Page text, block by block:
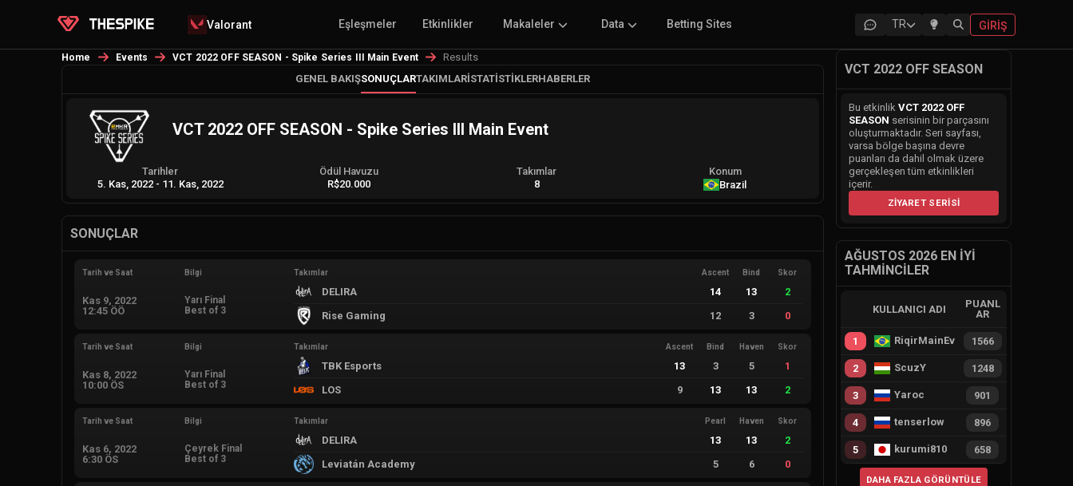
Valorant Eşleşmeler Etkinlikler Makaleler Data Betting Sites TR GIRIŞ
Home Events VCT 2022 OFF SEASON - Spike Series III Main Event
Results
GENEL BAKIŞSONUÇLARTAKIMLARİSTATISTIKLERHABERLER
VCT 2022 OFF SEASON - Spike Series III Main Event
Tarihler
5. Kas, 2022 - 11. Kas, 2022
Ödül Havuzu
R$20.000
Takımlar
8
Konum
Brazil
SONUÇLAR
Tarih ve Saat
Kas 9, 2022
12:45 ÖÖ
Bilgi
Yarı Final
Best of 3
Takımlar Ascent Bind Skor
DELIRA 14 13
2
Rise Gaming
12 3 0
Tarih ve Saat
Kas 8, 2022
10:00 ÖS
Bilgi
Yarı Final
Best of 3
Takımlar Ascent Bind Haven Skor
TBK Esports 13 3 5
1
LOS
9 13 13 2
Tarih ve Saat
Kas 6, 2022
6:30 ÖS
Bilgi
Çeyrek Final
Best of 3
Takımlar Pearl Haven Skor
DELIRA 13 13
2
Leviatán Academy
5 6 0
VCT 2022 OFF SEASON
Bu etkinlik VCT 2022 OFF
SEASON serisinin bir parçasını
oluşturmaktadır. Seri sayfası,
varsa bölge başına devre
puanları da dahil olmak üzere
gerçekleşen tüm etkinlikleri
içerir.
ZIYARET SERISI
AĞUSTOS 2026 EN İYI
TAHMINCILER
KULLANICI ADI
PUANL
AR
1 RiqirMainEvie 1566
2 ScuzY 1248
3 Yaroc 901
4 tenserlow 896
5 kurumi810 658
DAHA FAZLA GÖRÜNTÜLE